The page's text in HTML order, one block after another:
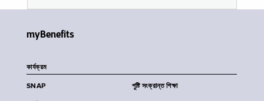
myBenefits
কার্যক্রম
SNAP পুষ্টি সংক্রান্ত শিক্ষা